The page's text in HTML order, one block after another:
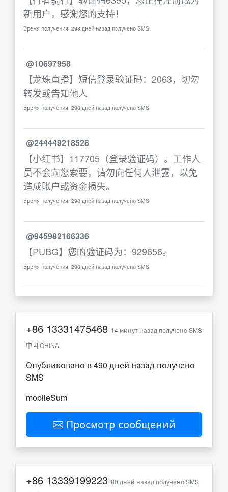
新用户，感谢您的支持！
Время получения: 298 дней назад получено SMS
@10697958
【龙珠直播】短信登录验证码：2063，切勿
转发或告知他人
Время получения: 298 дней назад получено SMS
@244449218528
【小红书】117705（登录验证码）。工作人
员不会向您索要，请勿向任何人泄露，以免
造成账户或资金损失。
Время получения: 298 дней назад получено SMS
@945982166336
【PUBG】您的验证码为：929656。
Время получения: 298 дней назад получено SMS
+86 13331475468 14 минут назад получено SMS
中国 CHINA
Опубликовано в 490 дней назад получено
SMS
mobileSum
Просмотр сообщений
+86 13339199223 80 дней назад получено SMS